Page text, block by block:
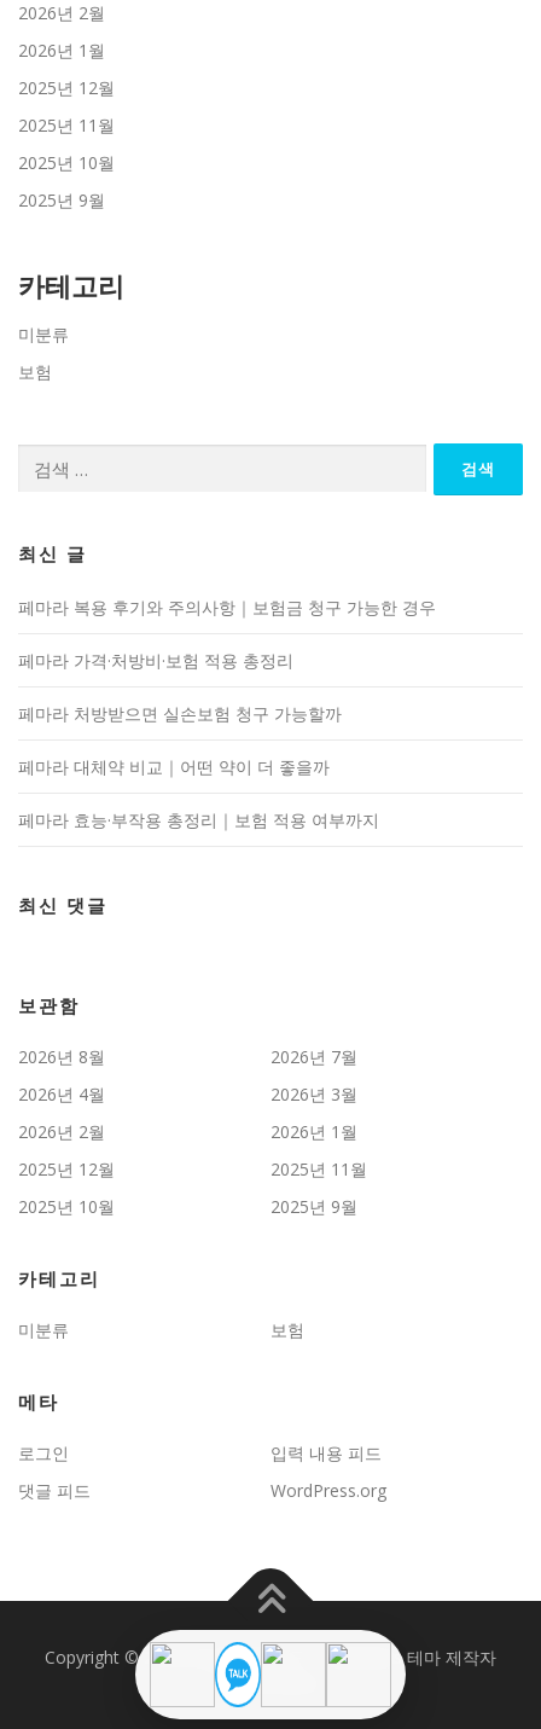
2026년 2월
2026년 1월
2025년 12월
2025년 11월
2025년 10월
2025년 9월
카테고리
미분류
보험
최신 글
페마라 복용 후기와 주의사항｜보험금 청구 가능한 경우
페마라 가격·처방비·보험 적용 총정리
페마라 처방받으면 실손보험 청구 가능할까
페마라 대체약 비교｜어떤 약이 더 좋을까
페마라 효능·부작용 총정리｜보험 적용 여부까지
최신 댓글
보관함
2026년 8월
2026년 7월
2026년 4월
2026년 3월
2026년 2월
2026년 1월
2025년 12월
2025년 11월
2025년 10월
2025년 9월
카테고리
미분류 보험
메타
로그인
입력 내용 피드
댓글 피드
WordPress.org
Copyright © 2026 JD보험문제연구 OnePress테마 제작자
FameThemes